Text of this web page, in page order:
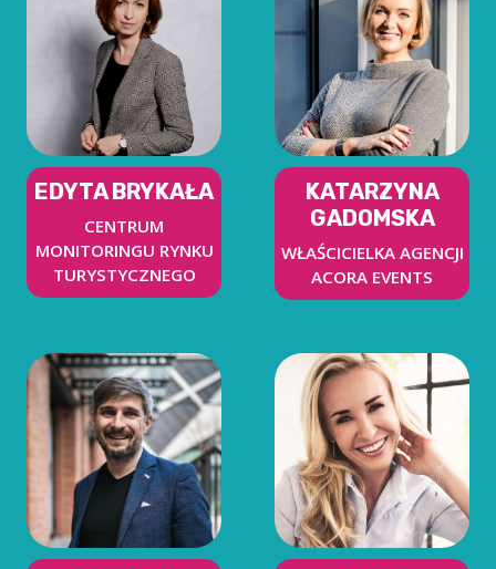
EDYTA BRYKAŁA
CENTRUM
MONITORINGU RYNKU
TURYSTYCZNEGO
KATARZYNA
GADOMSKA
WŁAŚCICIELKA AGENCJI
ACORA EVENTS